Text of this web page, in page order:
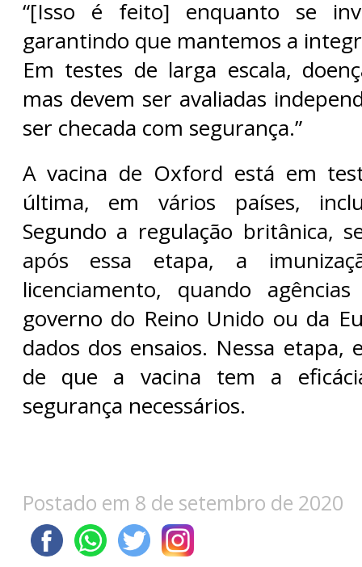
“[Isso é feito] enquanto se
garantindo que mantemos a
Em testes de larga escala,
mas devem ser avaliadas
ser checada com segurança.”
A vacina de Oxford está em
última, em vários países,
Segundo a regulação britânica,
após essa etapa, a
licenciamento, quando
governo do Reino Unido ou da
dados dos ensaios. Nessa etapa,
de que a vacina tem a
segurança necessários.
Postado em 8 de setembro de 2020